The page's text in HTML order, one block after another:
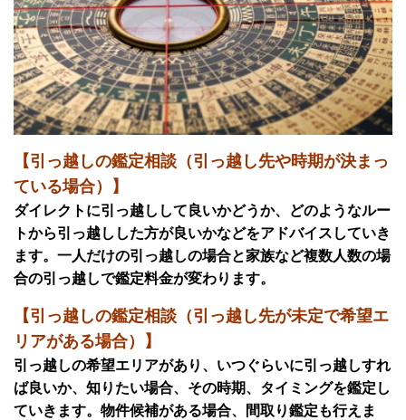
【引っ越しの鑑定相談（引っ越し先や時期が決まっ
ている場合）】
ダイレクトに引っ越しして良いかどうか、どのようなルー
トから引っ越しした方が良いかなどをアドバイスしていき
ます。一人だけの引っ越しの場合と家族など複数人数の場
合の引っ越しで鑑定料金が変わります。
【引っ越しの鑑定相談（引っ越し先が未定で希望エ
リアがある場合）】
引っ越しの希望エリアがあり、いつぐらいに引っ越しすれ
ば良いか、知りたい場合、その時期、タイミングを鑑定し
ていきます。物件候補がある場合、間取り鑑定も行えま